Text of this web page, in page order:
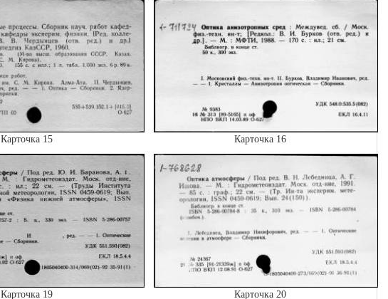
Карточка 15 Карточка 16
Карточка 19 Карточка 20